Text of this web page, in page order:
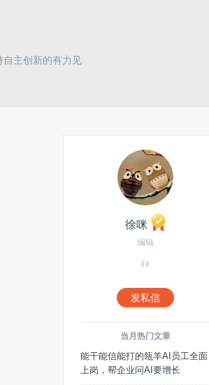
自主创新的有力见
徐咪
编辑
发私信
当月热门文章
能干能信能打的瓴羊AI员工全面
上岗，帮企业问AI要增长